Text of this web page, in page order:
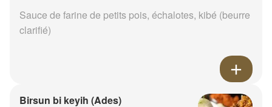
Sauce de farine de petits pois, échalotes, kibé (beurre
clarifié)
Birsun bi keyih (Ades)